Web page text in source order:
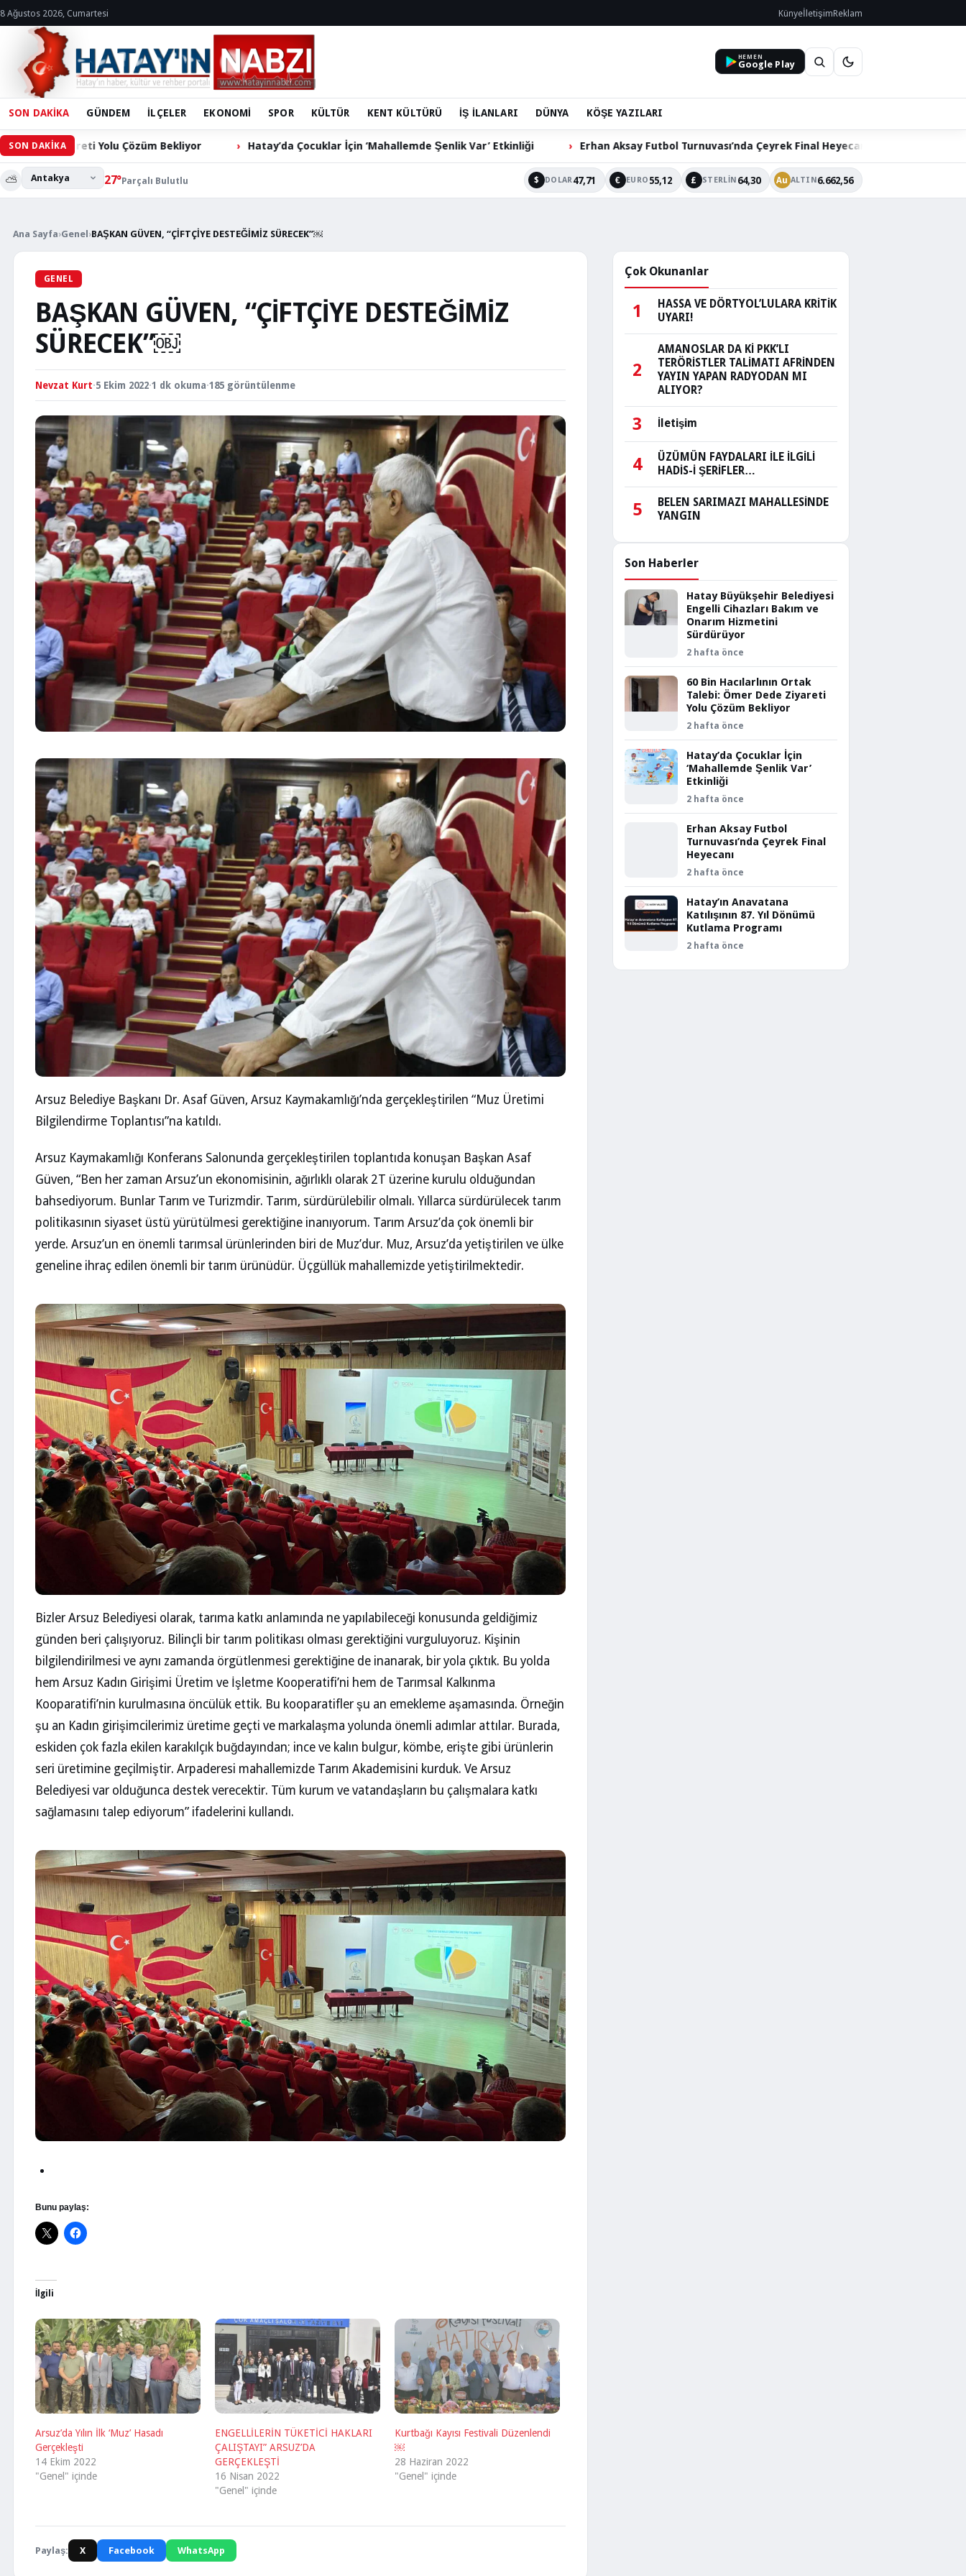
8 Ağustos 2026, Cumartesi KünyeİletişimReklam
HEMEN
Google Play
SON DAKİKA GÜNDEM İLÇELER EKONOMİ SPOR KÜLTÜR KENT KÜLTÜRÜ İŞ İLANLARI DÜNYA KÖŞE YAZILARI
SON DAKİKA
Bekliyor Hatay’da Çocuklar İçin ‘Mahallemde Şenlik Var’ Etkinliği Erhan Aksay Futbol Turnuvası’nda Çeyrek Final Heyecanı Hatay’ın Anavatana Katılışının 87. Yıl
⛅ 27°Parçalı Bulutlu $ DOLAR47,71 € EURO 55,12 £ STERLIN 64,30 Au ALTIN 6.662,56
Ana Sayfa›Genel ›BAŞKAN GÜVEN, “ÇİFTÇİYE DESTEĞİMİZ SÜRECEK”￼
GENEL
BAŞKAN GÜVEN, “ÇİFTÇİYE DESTEĞİMİZ
SÜRECEK”￼
Nevzat Kurt·5 Ekim 2022·1 dk okuma·185 görüntülenme
Arsuz Belediye Başkanı Dr. Asaf Güven, Arsuz Kaymakamlığı’nda gerçekleştirilen “Muz Üretimi
Bilgilendirme Toplantısı”na katıldı.
Arsuz Kaymakamlığı Konferans Salonunda gerçekleştirilen toplantıda konuşan Başkan Asaf
Güven, “Ben her zaman Arsuz’un ekonomisinin, ağırlıklı olarak 2T üzerine kurulu olduğundan
bahsediyorum. Bunlar Tarım ve Turizmdir. Tarım, sürdürülebilir olmalı. Yıllarca sürdürülecek tarım
politikasının siyaset üstü yürütülmesi gerektiğine inanıyorum. Tarım Arsuz’da çok önemli bir
yerde. Arsuz’un en önemli tarımsal ürünlerinden biri de Muz’dur. Muz, Arsuz’da yetiştirilen ve ülke
geneline ihraç edilen önemli bir tarım ürünüdür. Üçgüllük mahallemizde yetiştirilmektedir.
Bizler Arsuz Belediyesi olarak, tarıma katkı anlamında ne yapılabileceği konusunda geldiğimiz
günden beri çalışıyoruz. Bilinçli bir tarım politikası olması gerektiğini vurguluyoruz. Kişinin
bilgilendirilmesi ve aynı zamanda örgütlenmesi gerektiğine de inanarak, bir yola çıktık. Bu yolda
hem Arsuz Kadın Girişimi Üretim ve İşletme Kooperatifi’ni hem de Tarımsal Kalkınma
Kooparatifi’nin kurulmasına öncülük ettik. Bu kooparatifler şu an emekleme aşamasında. Örneğin
şu an Kadın girişimcilerimiz üretime geçti ve markalaşma yolunda önemli adımlar attılar. Burada,
eskiden çok fazla ekilen karakılçık buğdayından; ince ve kalın bulgur, kömbe, erişte gibi ürünlerin
seri üretimine geçilmiştir. Arpaderesi mahallemizde Tarım Akademisini kurduk. Ve Arsuz
Belediyesi var olduğunca destek verecektir. Tüm kurum ve vatandaşların bu çalışmalara katkı
sağlamasını talep ediyorum” ifadelerini kullandı.
Bunu paylaş:
İlgili
Arsuz’da Yılın İlk ‘Muz’ Hasadı
Gerçekleşti
14 Ekim 2022
"Genel" içinde
ENGELLİLERİN TÜKETİCİ HAKLARI
ÇALIŞTAYI” ARSUZ’DA
GERÇEKLEŞTİ
16 Nisan 2022
"Genel" içinde
Kurtbağı Kayısı Festivali Düzenlendi
￼
28 Haziran 2022
"Genel" içinde
Paylaş: X Facebook WhatsApp
Çok Okunanlar
1
HASSA VE DÖRTYOL’LULARA KRİTİK
UYARI!
2
AMANOSLAR DA Kİ PKK’LI
TERÖRİSTLER TALİMATI AFRİNDEN
YAYIN YAPAN RADYODAN MI
ALIYOR?
3 İletişim
4
ÜZÜMÜN FAYDALARI İLE İLGİLİ
HADİS-İ ŞERİFLER…
5
BELEN SARIMAZI MAHALLESİNDE
YANGIN
Son Haberler
Hatay Büyükşehir Belediyesi
Engelli Cihazları Bakım ve
Onarım Hizmetini
Sürdürüyor
2 hafta önce
60 Bin Hacılarlının Ortak
Talebi: Ömer Dede Ziyareti
Yolu Çözüm Bekliyor
2 hafta önce
Hatay’da Çocuklar İçin
‘Mahallemde Şenlik Var’
Etkinliği
2 hafta önce
Erhan Aksay Futbol
Turnuvası’nda Çeyrek Final
Heyecanı
2 hafta önce
Hatay’ın Anavatana
Katılışının 87. Yıl Dönümü
Kutlama Programı
2 hafta önce